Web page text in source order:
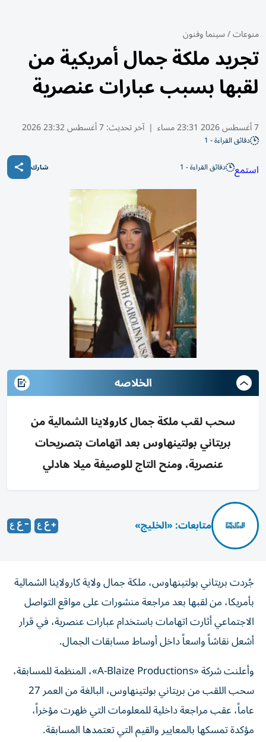
منوعات/سينما وفنون
تجريد ملكة جمال أمريكية من
لقبها بسبب عبارات عنصرية
7 أغسطس 2026 23:31 مساء | آخر تحديث:7 أغسطس 23:32 2026
دقائق القراءة - 1
استمع دقائق القراءة - 1 شارك
الخلاصه
سحب لقب ملكة جمال كارولاينا الشمالية من
بريتاني بولتينهاوس بعد اتهامات بتصريحات
عنصرية، ومنح التاج للوصيفة ميلا هادلي
متابعات: «الخليج»
جُردت بريتاني بولتينهاوس، ملكة جمال ولاية كارولاينا الشمالية
بأمريكا، من لقبها بعد مراجعة منشورات على مواقع التواصل
الاجتماعي أثارت اتهامات باستخدام عبارات عنصرية، في قرار
أشعل نقاشاً واسعاً داخل أوساط مسابقات الجمال.
وأعلنت شركة «A-Blaize Productions»، المنظمة للمسابقة،
سحب اللقب من بريتاني بولتينهاوس، البالغة من العمر 27
عاماً، عقب مراجعة داخلية للمعلومات التي ظهرت مؤخراً،
مؤكدة تمسكها بالمعايير والقيم التي تعتمدها المسابقة.